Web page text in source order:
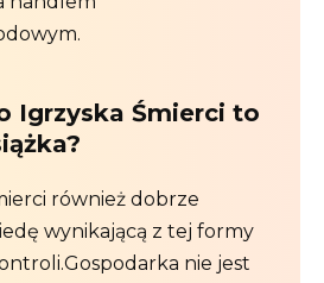
Igrzyska Śmierci to
również dobrze
wynikającą z tej formy
nie jest